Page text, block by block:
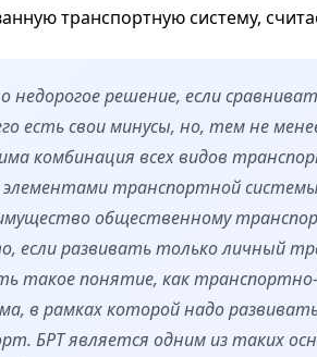
транспортную систему,
недорогое решение, если
есть свои минусы, но, тем не
комбинация всех видов
транспортной
общественному
если развивать только личный
такое понятие, как
в рамках которой надо
БРТ является одним из таких